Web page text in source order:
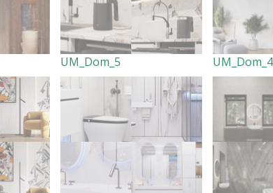
UM_Dom_5 UM_Dom_4